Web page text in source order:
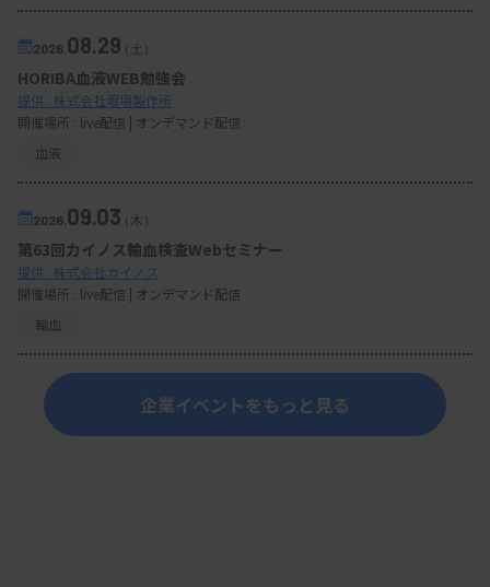
2026. 08.29 （土）
HORIBA血液WEB勉強会
提供 : 株式会社堀場製作所
開催場所 : live配信 | オンデマンド配信
血液
2026. 09.03（木）
第63回カイノス輸血検査Webセミナー
提供 : 株式会社カイノス
開催場所 : live配信 | オンデマンド配信
輸血
企業イベントをもっと見る